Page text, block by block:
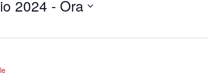
2024 - Ora